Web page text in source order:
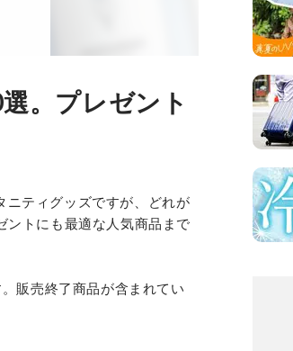
。プレゼント
ニティグッズですが、どれが
ントにも最適な人気商品まで
販売終了商品が含まれてい